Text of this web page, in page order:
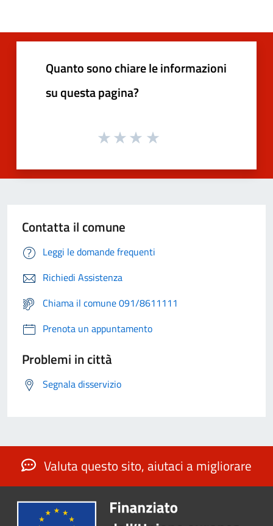
Quanto sono chiare le informazioni
su questa pagina?
Contatta il comune
Leggi le domande frequenti
Richiedi Assistenza
Chiama il comune 091/8611111
Prenota un appuntamento
Problemi in città
Segnala disservizio
Valuta questo sito, aiutaci a migliorare